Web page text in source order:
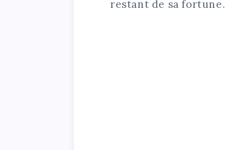
restant de sa fortune.